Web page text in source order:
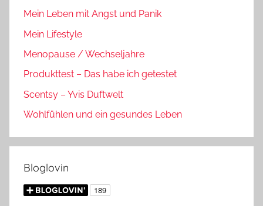
Mein Leben mit Angst und Panik
Mein Lifestyle
Menopause / Wechseljahre
Produkttest – Das habe ich getestet
Scentsy – Yvis Duftwelt
Wohlfühlen und ein gesundes Leben
Bloglovin